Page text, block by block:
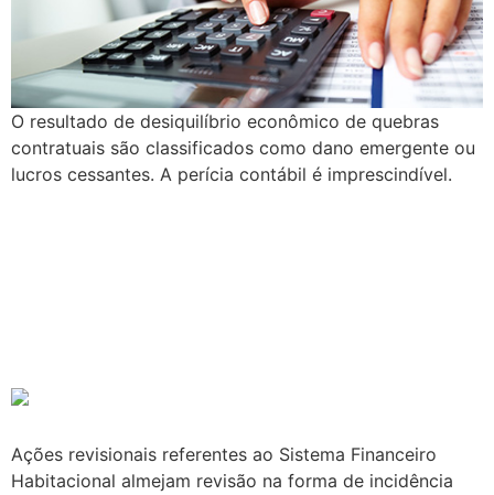
O resultado de desiquilíbrio econômico de quebras
contratuais são classificados como dano emergente ou
lucros cessantes. A perícia contábil é imprescindível.
Ações revisionais referentes ao Sistema Financeiro
Habitacional almejam revisão na forma de incidência